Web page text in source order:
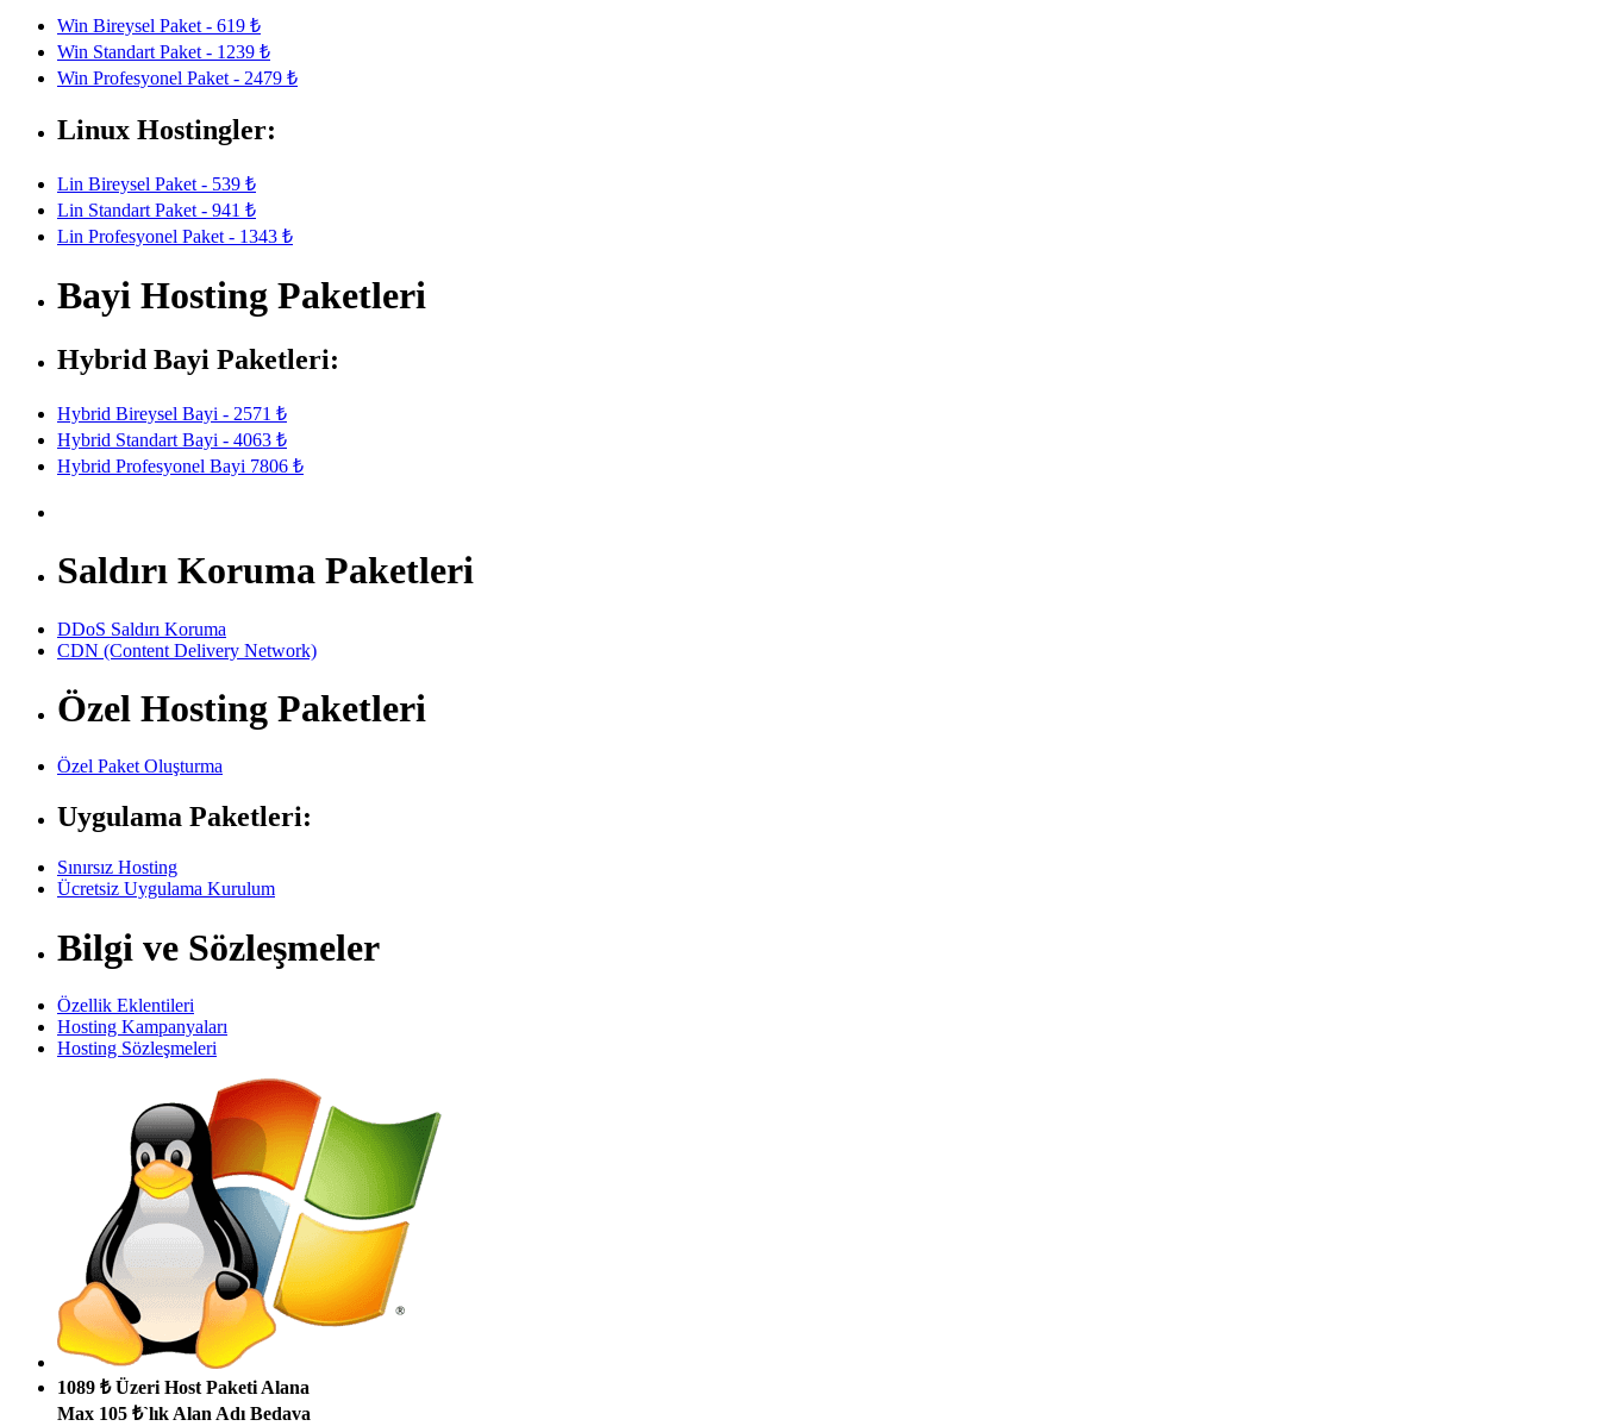
Win Bireysel Paket - 619 ₺
Win Standart Paket - 1239 ₺
Win Profesyonel Paket - 2479 ₺
Linux Hostingler:
Lin Bireysel Paket - 539 ₺
Lin Standart Paket - 941 ₺
Lin Profesyonel Paket - 1343 ₺
Bayi Hosting Paketleri
Hybrid Bayi Paketleri:
Hybrid Bireysel Bayi - 2571 ₺
Hybrid Standart Bayi - 4063 ₺
Hybrid Profesyonel Bayi 7806 ₺
Saldırı Koruma Paketleri
DDoS Saldırı Koruma
CDN (Content Delivery Network)
Özel Hosting Paketleri
Özel Paket Oluşturma
Uygulama Paketleri:
Sınırsız Hosting
Ücretsiz Uygulama Kurulum
Bilgi ve Sözleşmeler
Özellik Eklentileri
Hosting Kampanyaları
Hosting Sözleşmeleri
1089 ₺ Üzeri Host Paketi Alana
Max 105 ₺`lık Alan Adı Bedava